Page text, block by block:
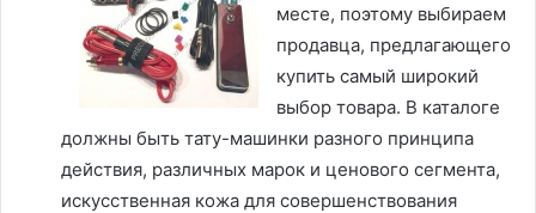
месте, поэтому выбираем
продавца, предлагающего
купить самый широкий
выбор товара. В каталоге
должны быть тату-машинки разного принципа
действия, различных марок и ценового сегмента,
искусственная кожа для совершенствования